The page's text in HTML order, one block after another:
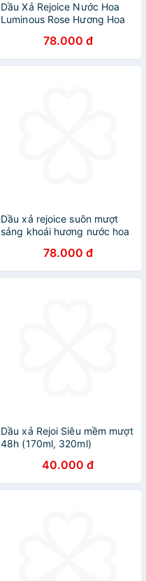
Dầu Xả Rejoice Nước Hoa
Luminous Rose Hương Hoa
78.000 đ
Dầu xả rejoice suôn mượt
sảng khoái hương nước hoa
78.000 đ
Dầu xả Rejoi Siêu mềm mượt
48h (170ml, 320ml)
40.000 đ